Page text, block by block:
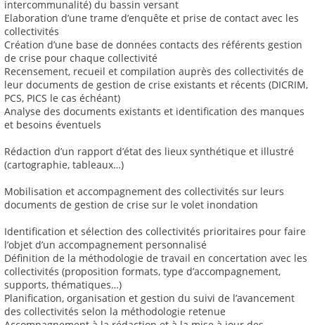
intercommunalité) du bassin versant
Elaboration d’une trame d’enquête et prise de contact avec les
collectivités
Création d’une base de données contacts des référents gestion
de crise pour chaque collectivité
Recensement, recueil et compilation auprès des collectivités de
leur documents de gestion de crise existants et récents (DICRIM,
PCS, PICS le cas échéant)
Analyse des documents existants et identification des manques
et besoins éventuels
Rédaction d’un rapport d’état des lieux synthétique et illustré
(cartographie, tableaux…)
Mobilisation et accompagnement des collectivités sur leurs
documents de gestion de crise sur le volet inondation
Identification et sélection des collectivités prioritaires pour faire
l’objet d’un accompagnement personnalisé
Définition de la méthodologie de travail en concertation avec les
collectivités (proposition formats, type d’accompagnement,
supports, thématiques…)
Planification, organisation et gestion du suivi de l’avancement
des collectivités selon la méthodologie retenue